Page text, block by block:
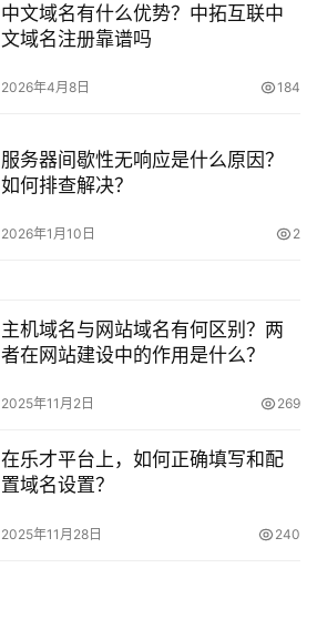
中文域名有什么优势？中拓互联中
文域名注册靠谱吗
2026年4月8日 184
服务器间歇性无响应是什么原因？
如何排查解决？
2026年1月10日 2
主机域名与网站域名有何区别？两
者在网站建设中的作用是什么？
2025年11月2日 269
在乐才平台上，如何正确填写和配
置域名设置？
2025年11月28日 240